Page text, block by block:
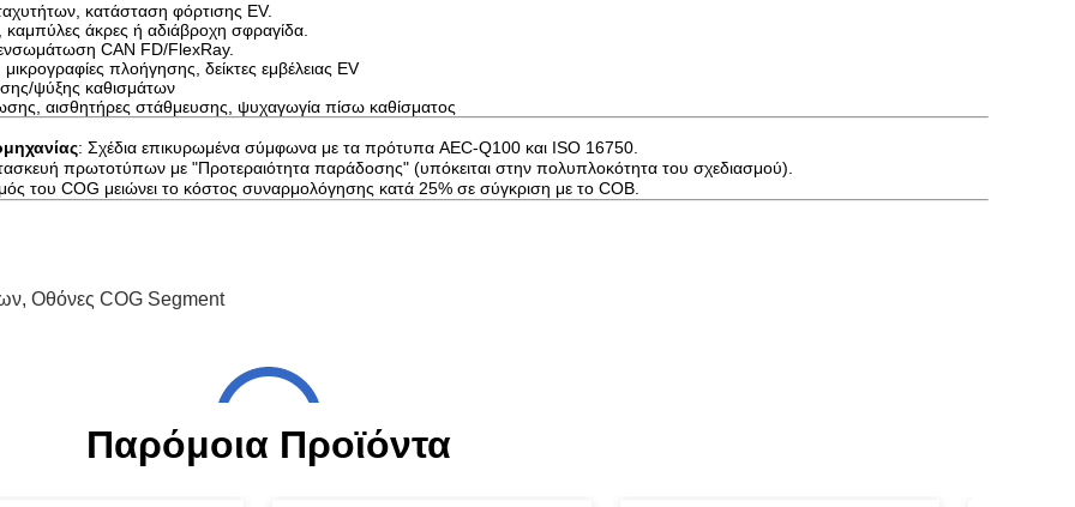
κατάσταση φόρτισης EV.
καμπύλες άκρες ή αδιάβροχη σφραγίδα.
CAN FD/FlexRay.
πλοήγησης, δείκτες εμβέλειας EV
ψύξης καθισμάτων
αισθητήρες στάθμευσης, ψυχαγωγία πίσω καθίσματος
: Σχέδια επικυρωμένα σύμφωνα με τα πρότυπα AEC-Q100 και ISO 16750.
πρωτοτύπων με "Προτεραιότητα παράδοσης" (υπόκειται στην πολυπλοκότητα του σχεδιασμού).
του COG μειώνει το κόστος συναρμολόγησης κατά 25% σε σύγκριση με το COB.
, Οθόνες COG Segment
Παρόμοια Προϊόντα